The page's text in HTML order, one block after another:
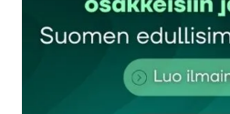
Sähköpostiosoitettasi ei
kentät on merkitty*